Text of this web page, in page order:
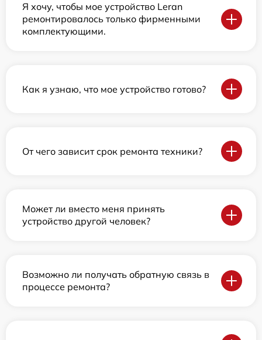
Я хочу, чтобы мое устройство Leran
ремонтировалось только фирменными
комплектующими.
Как я узнаю, что мое устройство готово?
От чего зависит срок ремонта техники?
Может ли вместо меня принять
устройство другой человек?
Возможно ли получать обратную связь в
процессе ремонта?